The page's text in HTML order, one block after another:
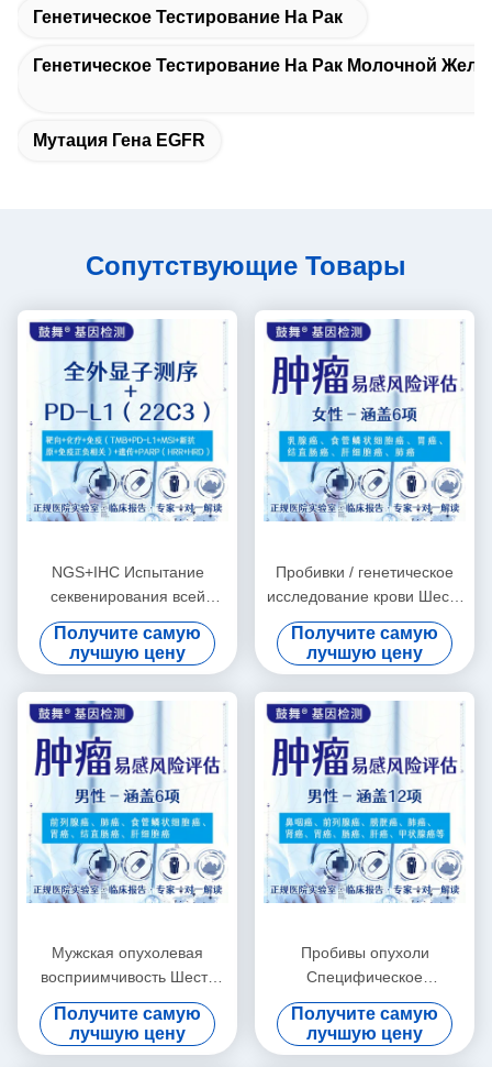
Генетическое Тестирование На Рак
Генетическое Тестирование На Рак Молочной
Мутация Гена EGFR
Сопутствующие Товары
NGS+IHC Испытание
секвенирования всей
экзомы + PD-L1 (22C3)
Пакет
Получите самую
лучшую цену
Пробивки / генетическое
исследование крови Шесть
оценок риска для женской
опухолевой
чувствительности
Получите самую
лучшую цену
Мужская опухолевая
восприимчивость Шесть
оценок риска
Получите самую
лучшую цену
Пробивы опухоли
Специфическое
генетическое тестирование
12 пунктов для мужчин
Получите самую
лучшую цену